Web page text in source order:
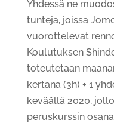
Yhdessä ne
tunteja, joissa
vuorottelevat
Koulutuksen
toteutetaan
kertana (3h) + 1
keväällä 2020,
peruskurssin